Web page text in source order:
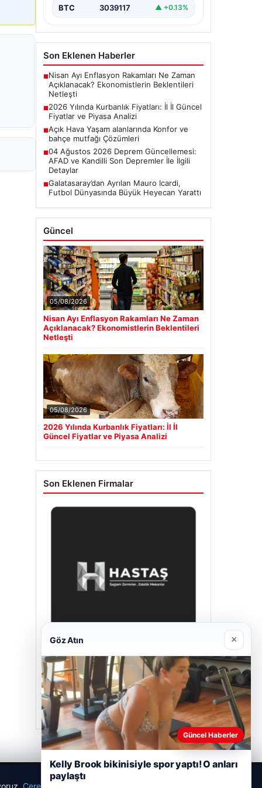
BTC 3039117 ▲ +0.13%
Son Eklenen Haberler
■Nisan Ayı Enflasyon Rakamları Ne Zaman
Açıklanacak? Ekonomistlerin Beklentileri
Netleşti
■2026 Yılında Kurbanlık Fiyatları: İl İl Güncel
Fiyatlar ve Piyasa Analizi
■Açık Hava Yaşam alanlarında Konfor ve
bahçe mutfağı Çözümleri
■04 Ağustos 2026 Deprem Güncellemesi:
AFAD ve Kandilli Son Depremler İle İlgili
Detaylar
■Galatasaray’dan Ayrılan Mauro Icardi,
Futbol Dünyasında Büyük Heyecan Yarattı
Güncel
05/08/2026
Nisan Ayı Enflasyon Rakamları Ne Zaman
Açıklanacak? Ekonomistlerin Beklentileri
Netleşti
05/08/2026
2026 Yılında Kurbanlık Fiyatları: İl İl
Güncel Fiyatlar ve Piyasa Analizi
Son Eklenen Firmalar
Hastaş Beton
26/05/2026
Çerez Politikamız
Göz Atın ×
Güncel Haberler
Kelly Brook bikinisiyle spor yaptı! O anları
paylaştı